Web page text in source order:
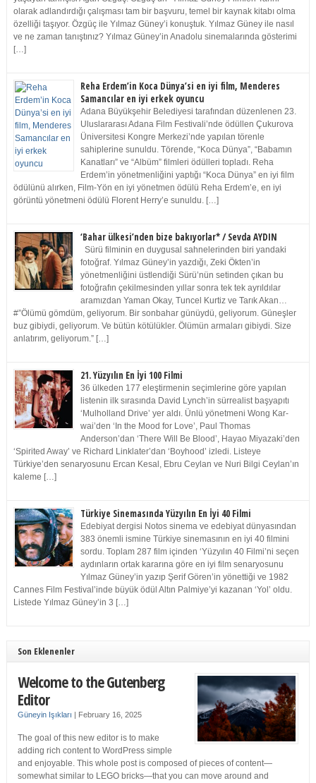
olarak adlandırdığı çalışması tam bir başvuru, temel bir kaynak kitabı olma
özelliği taşıyor. Özgüç ile Yılmaz Güney’i konuştuk. Yılmaz Güney ile nasıl
ve ne zaman tanıştınız? Yılmaz Güney’in Anadolu sinemalarında gösterimi
[…]
Reha Erdem’in Koca Dünya’si en iyi film, Menderes
Samancılar en iyi erkek oyuncu
Adana Büyükşehir Belediyesi tarafından düzenlenen 23.
Uluslararası Adana Film Festivali’nde ödüllen Çukurova
Üniversitesi Kongre Merkezi’nde yapılan törenle
sahiplerine sunuldu. Törende, “Koca Dünya”, “Babamın
Kanatları” ve “Albüm” filmleri ödülleri topladı. Reha
Erdem’in yönetmenliğini yaptığı “Koca Dünya” en iyi film
ödülünü alırken, Film-Yön en iyi yönetmen ödülü Reha Erdem’e, en iyi
görüntü yönetmeni ödülü Florent Herry’e sunuldu. […]
‘Bahar ülkesi’nden bize bakıyorlar* / Sevda AYDIN
Sürü filminin en duygusal sahnelerinden biri yandaki
fotoğraf. Yılmaz Güney’in yazdığı, Zeki Ökten’in
yönetmenliğini üstlendiği Sürü’nün setinden çıkan bu
fotoğrafın çekilmesinden yıllar sonra tek tek ayrıldılar
aramızdan Yaman Okay, Tuncel Kurtiz ve Tarık Akan…
#”Ölümü gömdüm, geliyorum. Bir sonbahar günüydü, geliyorum. Güneşler
buz gibiydi, geliyorum. Ve bütün kötülükler. Ölümün armaları gibiydi. Size
anlatırım, geliyorum.” […]
21. Yüzyılın En İyi 100 Filmi
36 ülkeden 177 eleştirmenin seçimlerine göre yapılan
listenin ilk sırasında David Lynch’in sürrealist başyapıtı
‘Mulholland Drive’ yer aldı. Ünlü yönetmeni Wong Kar-
wai’den ‘In the Mood for Love’, Paul Thomas
Anderson’dan ‘There Will Be Blood’, Hayao Miyazaki’den
‘Spirited Away’ ve Richard Linklater’dan ‘Boyhood’ izledi. Listeye
Türkiye’den senaryosunu Ercan Kesal, Ebru Ceylan ve Nuri Bilgi Ceylan’ın
kaleme […]
Türkiye Sinemasında Yüzyılın En İyi 40 Filmi
Edebiyat dergisi Notos sinema ve edebiyat dünyasından
383 önemli ismine Türkiye sinemasının en iyi 40 filmini
sordu. Toplam 287 film içinden ‘Yüzyılın 40 Filmi’ni seçen
aydınların ortak kararına göre en iyi film senaryosunu
Yılmaz Güney’in yazıp Şerif Gören’in yönettiği ve 1982
Cannes Film Festival’inde büyük ödül Altın Palmiye’yi kazanan ‘Yol’ oldu.
Listede Yılmaz Güney’in 3 […]
Son Eklenenler
Welcome to the Gutenberg
Editor
Güneyin Işıkları | February 16, 2025
The goal of this new editor is to make
adding rich content to WordPress simple
and enjoyable. This whole post is composed of pieces of content—
somewhat similar to LEGO bricks—that you can move around and